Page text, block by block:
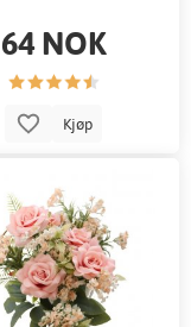
64 NOK
Kjøp